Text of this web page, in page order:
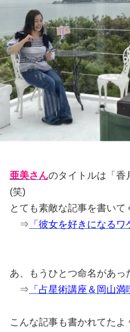
亜美さんのタイトルは「香
(笑)
とても素敵な記事を書いて
⇒ 「彼女を好きになるワ
あ、もうひとつ命名があっ
⇒ 「占星術講座＆岡山満
こんな記事も書かれてたよ